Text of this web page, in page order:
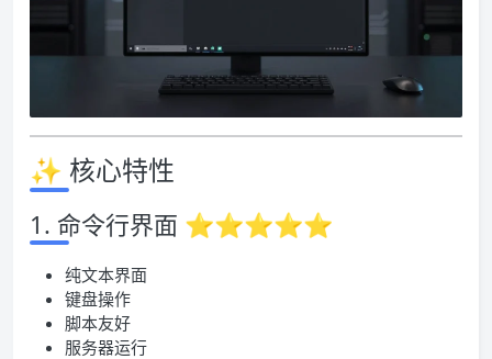
✨ 核心特性
1. 命令行界面 ⭐⭐⭐⭐⭐
纯文本界面
键盘操作
脚本友好
服务器运行